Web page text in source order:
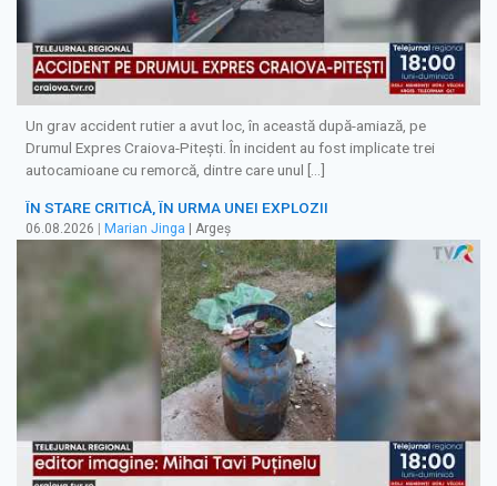
Un grav accident rutier a avut loc, în această după-amiază, pe
Drumul Expres Craiova-Pitești. În incident au fost implicate trei
autocamioane cu remorcă, dintre care unul […]
ÎN STARE CRITICĂ, ÎN URMA UNEI EXPLOZII
06.08.2026 Marian Jinga | Argeș